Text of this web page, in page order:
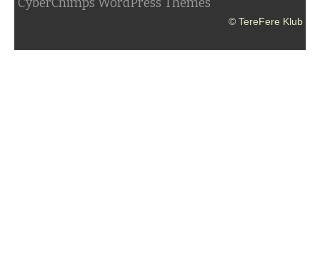
CyberChimps WordPress Themes
© TereFere Klub